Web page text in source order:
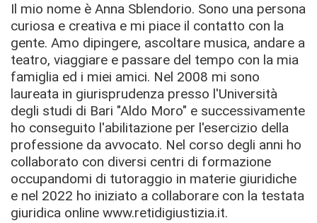
Il mio nome è Anna Sblendorio. Sono una persona
curiosa e creativa e mi piace il contatto con la
gente. Amo dipingere, ascoltare musica, andare a
teatro, viaggiare e passare del tempo con la mia
famiglia ed i miei amici. Nel 2008 mi sono
laureata in giurisprudenza presso l'Università
degli studi di Bari "Aldo Moro" e successivamente
ho conseguito l'abilitazione per l'esercizio della
professione da avvocato. Nel corso degli anni ho
collaborato con diversi centri di formazione
occupandomi di tutoraggio in materie giuridiche
e nel 2022 ho iniziato a collaborare con la testata
giuridica online www.retidigiustizia.it.